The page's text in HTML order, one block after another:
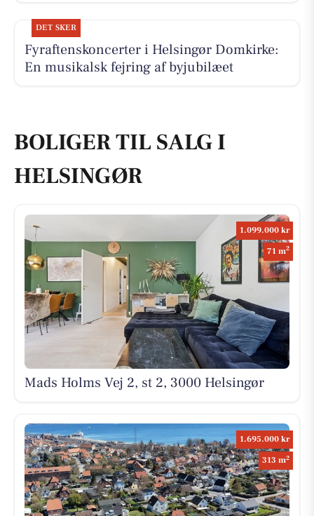
DET SKER
Fyraftenskoncerter i Helsingør Domkirke:
En musikalsk fejring af byjubilæet
BOLIGER TIL SALG I
HELSINGØR
1.099.000 kr
71 m2
Mads Holms Vej 2, st 2, 3000 Helsingør
1.695.000 kr
313 m2